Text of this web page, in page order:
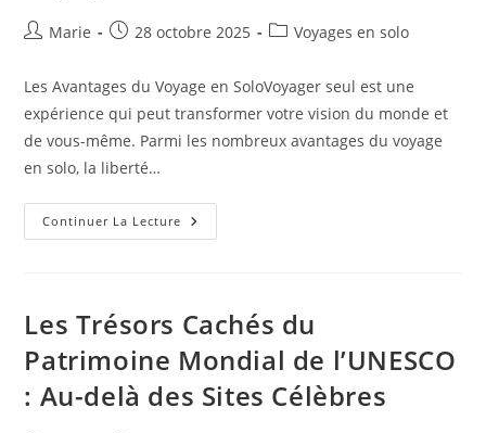
Auteur/autrice
la
publication :
Marie
Publication
28 octobre 2025
PostVoyages en solo
Les Avantages du Voyage en SoloVoyager seul est une
expérience qui peut transformer votre vision du monde et
de vous-même. Parmi les nombreux avantages du voyage
en solo, la liberté…
Continuer La Lecture Voyages
Thématiques
En
Solo
Les Trésors Cachés du
Patrimoine Mondial de l’UNESCO
: Au-delà des Sites Célèbres